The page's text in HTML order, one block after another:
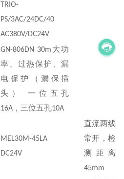
TRIO-
PS/3AC/24DC/40
AC380V/DC24V
GN-806DN 30m 大功
率、过热保护、漏
电保护（漏保插
头） 一位五孔
16A ，三位五孔10A
MEL30M-45LA
DC24V
直流两线
常开，检
测距离
45mm